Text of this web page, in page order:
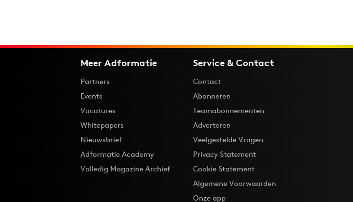
Meer Adformatie
Partners
Events
Vacatures
Whitepapers
Nieuwsbrief
Adformatie Academy
Volledig Magazine Archief
Service & Contact
Contact
Abonneren
Teamabonnementen
Adverteren
Veelgestelde Vragen
Privacy Statement
Cookie Statement
Algemene Voorwaarden
Onze app